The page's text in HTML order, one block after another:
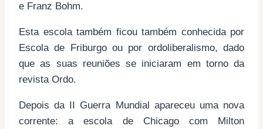
e Franz Bohm.
Esta escola também ficou também conhecida por
Escola de Friburgo ou por ordoliberalismo, dado
que as suas reuniões se iniciaram em torno da
revista Ordo.
Depois da II Guerra Mundial apareceu uma nova
corrente: a escola de Chicago com Milton